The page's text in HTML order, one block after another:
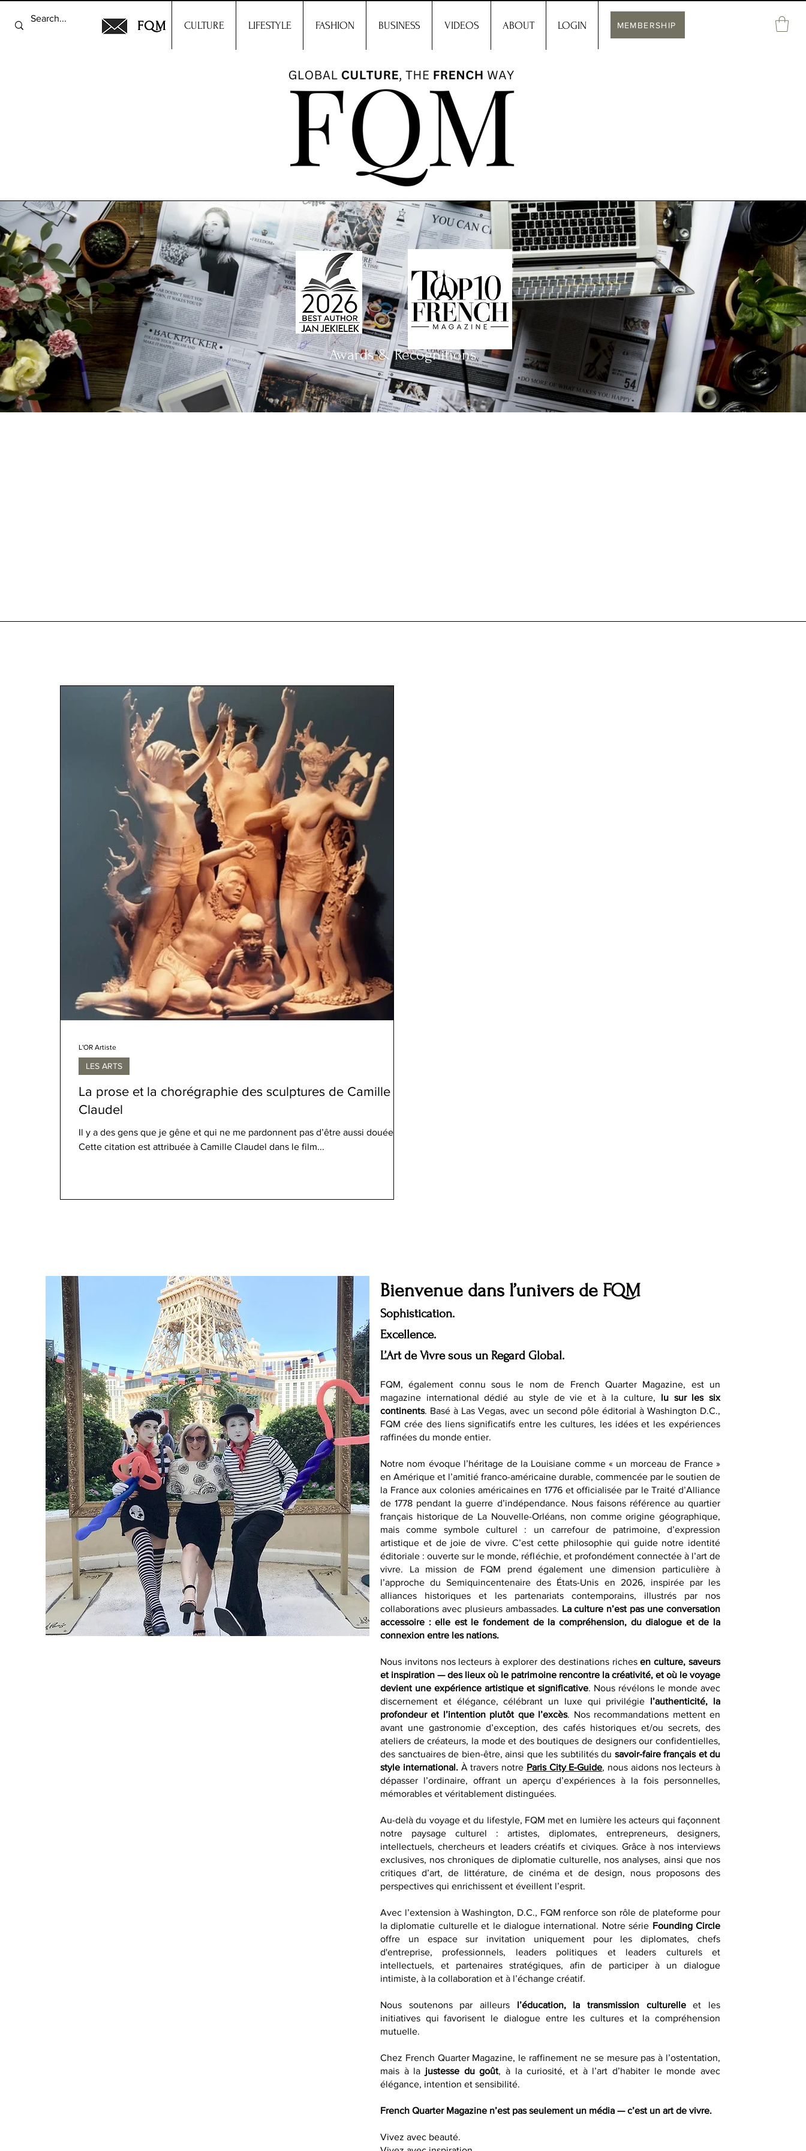
FQM CULTURE LIFESTYLE FASHION BUSINESS VIDEOS ABOUT LOGIN MEMBERSHIP
Awards & Recognitions
La prose et la chorégraphie des sculptures de Camille
Claudel
Il y a des gens que je gêne et qui ne me pardonnent pas d’être aussi douée.
Cette citation est attribuée à Camille Claudel dans le film...
LES ARTS
L'OR Artiste
Bienvenue dans l’univers de FQM
Sophistication.
Excellence.
L’Art de Vivre sous un Regard Global.
FQM, également connu sous le nom de French Quarter Magazine, est un
magazine international dédié au style de vie et à la culture, lu sur les six
continents. Basé à Las Vegas, avec un second pôle éditorial à Washington D.C.,
FQM crée des liens significatifs entre les cultures, les idées et les expériences
raffinées du monde entier.
Notre nom évoque l’héritage de la Louisiane comme « un morceau de France »
en Amérique et l’amitié franco-américaine durable, commencée par le soutien de
la France aux colonies américaines en 1776 et officialisée par le Traité d’Alliance
de 1778 pendant la guerre d’indépendance. Nous faisons référence au quartier
français historique de La Nouvelle-Orléans, non comme origine géographique,
mais comme symbole culturel : un carrefour de patrimoine, d’expression
artistique et de joie de vivre. C’est cette philosophie qui guide notre identité
éditoriale : ouverte sur le monde, réfléchie, et profondément connectée à l’art de
vivre. La mission de FQM prend également une dimension particulière à
l’approche du Semiquincentenaire des États-Unis en 2026, inspirée par les
alliances historiques et les partenariats contemporains, illustrés par nos
collaborations avec plusieurs ambassades. La culture n’est pas une conversation
accessoire : elle est le fondement de la compréhension, du dialogue et de la
connexion entre les nations.
Nous invitons nos lecteurs à explorer des destinations richesen culture, saveurs
et inspiration — des lieux où le patrimoine rencontre la créativité, et où le voyage
devient une expérience artistique et significative. Nous révélons le monde avec
discernement et élégance, célébrant un luxe qui privilégie l’authenticité, la
profondeur et l’intention plutôt que l’excès. Nos recommandations mettent en
avant une gastronomie d’exception, des cafés historiques et/ou secrets, des
ateliers de créateurs, la mode et des boutiques de designers our confidentielles,
des sanctuaires de bien-être, ainsi que les subtilités du savoir-faire français et du
style international.À travers notre Paris City E-Guide, nous aidons nos lecteurs à
dépasser l’ordinaire, offrant un aperçu d’expériences à la fois personnelles,
mémorables et véritablement distinguées.
Au-delà du voyage et du lifestyle, FQM met en lumière les acteurs qui façonnent
notre paysage culturel : artistes, diplomates, entrepreneurs, designers,
intellectuels, chercheurs et leaders créatifs et civiques. Grâce à nos interviews
exclusives, nos chroniques de diplomatie culturelle, nos analyses, ainsi que nos
critiques d’art, de littérature, de cinéma et de design, nous proposons des
perspectives qui enrichissent et éveillent l’esprit.
Avec l’extension à Washington, D.C., FQM renforce son rôle de plateforme pour
la diplomatie culturelle et le dialogue international. Notre série Founding Circle
offre un espace sur invitation uniquement pour les diplomates, chefs
d'entreprise, professionnels, leaders politiques et leaders culturels et
intellectuels, et partenaires stratégiques, afin de participer à un dialogue
intimiste, à la collaboration et à l’échange créatif.
Nous soutenons par ailleurs l’éducation, la transmission culturelleet les
initiatives qui favorisent le dialogue entre les cultures et la compréhension
mutuelle.
Chez French Quarter Magazine, le raffinement ne se mesure pas à l’ostentation,
mais à la justesse du goût, à la curiosité, et à l’art d’habiter le monde avec
élégance, intention et sensibilité.
French Quarter Magazine n’est pas seulement un média — c’est un art de vivre.
Vivez avec beauté.